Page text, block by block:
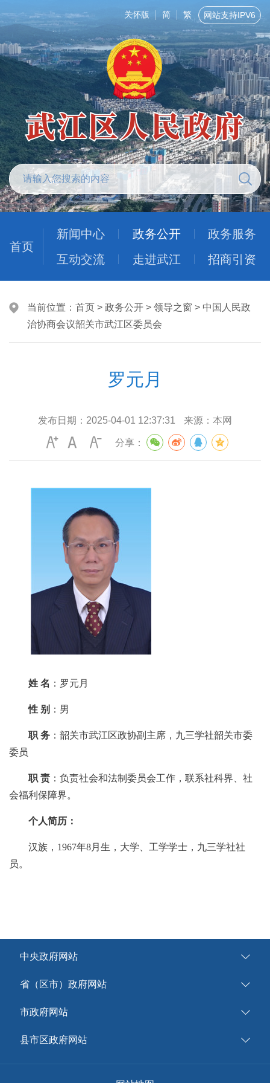
关怀版 简 繁 网站支持IPV6
首页
新闻中心 政务公开
政务服务
互动交流
走进武江 招商引资
当前位置： 首页 > 政务公开 > 领导之窗 > 中国人民政
治协商会议韶关市武江区委员会
罗元月
发布日期： 2025-04-01 12:37:31 来源： 本网
分享：
姓 名 ：罗元月
性 别 ：男
职 务 ：韶关市武江区政协副主席，九三学社韶关市委
委员
职 责 ：负责社会和法制委员会工作，联系社科界、社
会福利保障界。
个人简历：
汉族，1967年8月生，大学、工学学士，九三学社社
员。
中央政府网站
省（区市）政府网站
市政府网站
县市区政府网站